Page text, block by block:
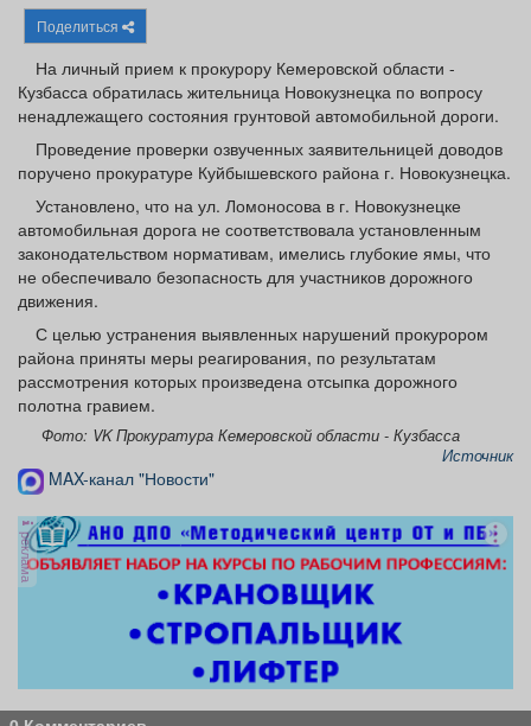
Афиша
Товары Поздравления Погода
ТВ программа Я - пенсионер
Поделиться
На личный прием к прокурору Кемеровской области -
Кузбасса обратилась жительница Новокузнецка по вопросу
ненадлежащего состояния грунтовой автомобильной дороги.
Проведение проверки озвученных заявительницей доводов
поручено прокуратуре Куйбышевского района г. Новокузнецка.
Установлено, что на ул. Ломоносова в г. Новокузнецке
автомобильная дорога не соответствовала установленным
законодательством нормативам, имелись глубокие ямы, что
не обеспечивало безопасность для участников дорожного
движения.
С целью устранения выявленных нарушений прокурором
района приняты меры реагирования, по результатам
рассмотрения которых произведена отсыпка дорожного
полотна гравием.
Фото: VK Прокуратура Кемеровской области - Кузбасса
Источник
MAX-канал "Новости"
реклама